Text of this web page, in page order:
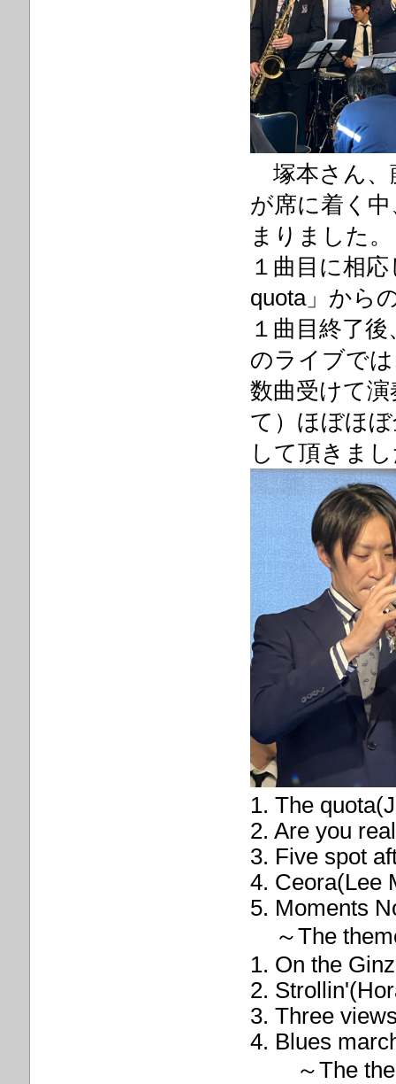
塚本さん、
が席に着く
まりました。
１曲目に相
quota」から
１曲目終了
のライブで
数曲受けて
て）ほぼほ
して頂きま
1. The
2. Are you
3. Five spot
4. Ceora(Lee
5. Moments
～The
1. On the
2.
3. Three
4. Blues
～The